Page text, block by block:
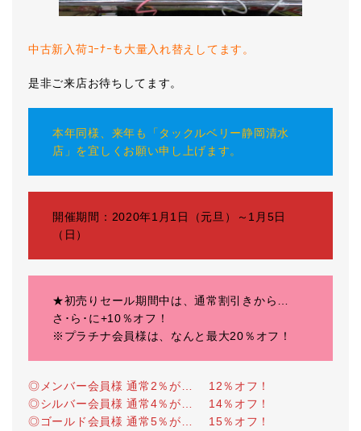
中古新入荷ｺｰﾅｰも大量入れ替えしてます。
是非ご来店お待ちしてます。
本年同様、来年も「タックルベリー静岡清水
店」を宜しくお願い申し上げます。
開催期間：2020年1月1日（元旦）～1月5日
（日）
★初売りセール期間中は、通常割引きから…
さ･ら･に+10％オフ！
※プラチナ会員様は、なんと最大20％オフ！
◎メンバー会員様 通常2％が… 12％オフ！
◎シルバー会員様 通常4％が… 14％オフ！
◎ゴールド会員様 通常5％が… 15％オフ！